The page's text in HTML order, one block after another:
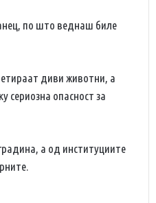
по што веднаш биле
диви животни, а
сериозна опасност за
а од институциите